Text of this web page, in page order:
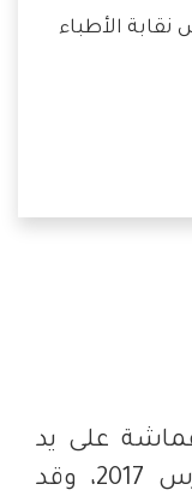
الأطباء
على يد
أفراد الشرطة في 10 مارس 2017، وقد